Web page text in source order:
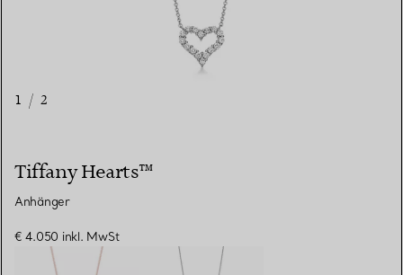
1 / 2
Tiffany Hearts™
Anhänger
€ 4.050 inkl. MwSt